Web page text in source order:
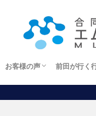
お客様の声
エステサロンオーナー様
ホームページから
ブログから
アメブロから
前田が行く
【ホームページを